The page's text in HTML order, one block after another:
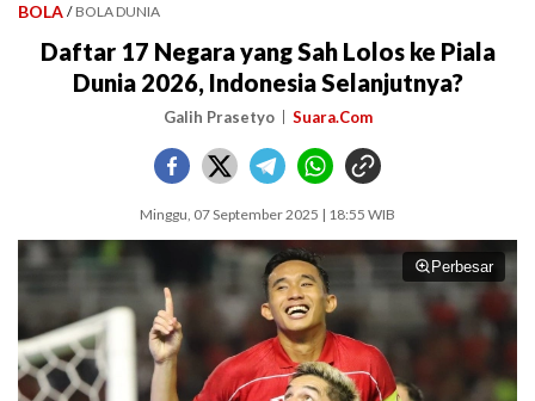
BOLA / BOLA DUNIA
Daftar 17 Negara yang Sah Lolos ke Piala
Dunia 2026, Indonesia Selanjutnya?
Galih Prasetyo Suara.Com
Minggu, 07 September 2025 | 18:55 WIB
Perbesar